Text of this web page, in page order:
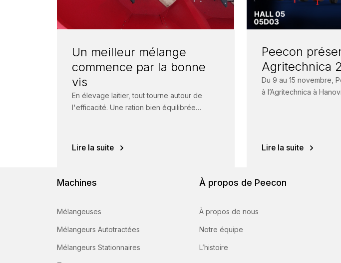
Un meilleur mélange
commence par la bonne
vis
En élevage laitier, tout tourne autour de
l'efficacité. Une ration bien équilibrée
Lire la suite
Peecon
Agritechnica
Du 9 au 15 novembre,
à l’Agritechnica à
Lire la suite
Machines
Mélangeuses
Mélangeurs Autotractées
Mélangeurs Stationnaires
À propos de Peecon
À propos de nous
Notre équipe
L’histoire